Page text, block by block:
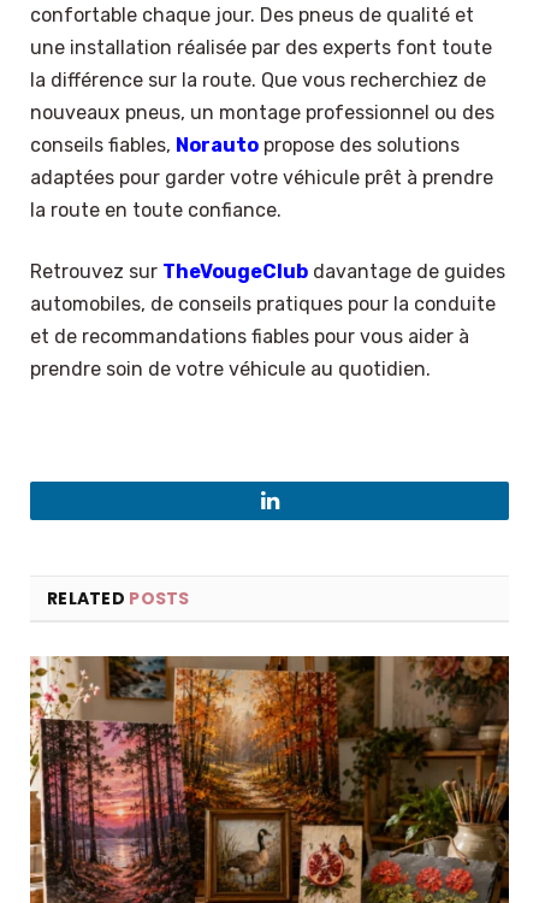
confortable chaque jour. Des pneus de qualité et
une installation réalisée par des experts font toute
la différence sur la route. Que vous recherchiez de
nouveaux pneus, un montage professionnel ou des
conseils fiables, Norauto propose des solutions
adaptées pour garder votre véhicule prêt à prendre
la route en toute confiance.
Retrouvez sur TheVougeClub davantage de guides
automobiles, de conseils pratiques pour la conduite
et de recommandations fiables pour vous aider à
prendre soin de votre véhicule au quotidien.
LinkedIn
RELATED POSTS
Select Language ×